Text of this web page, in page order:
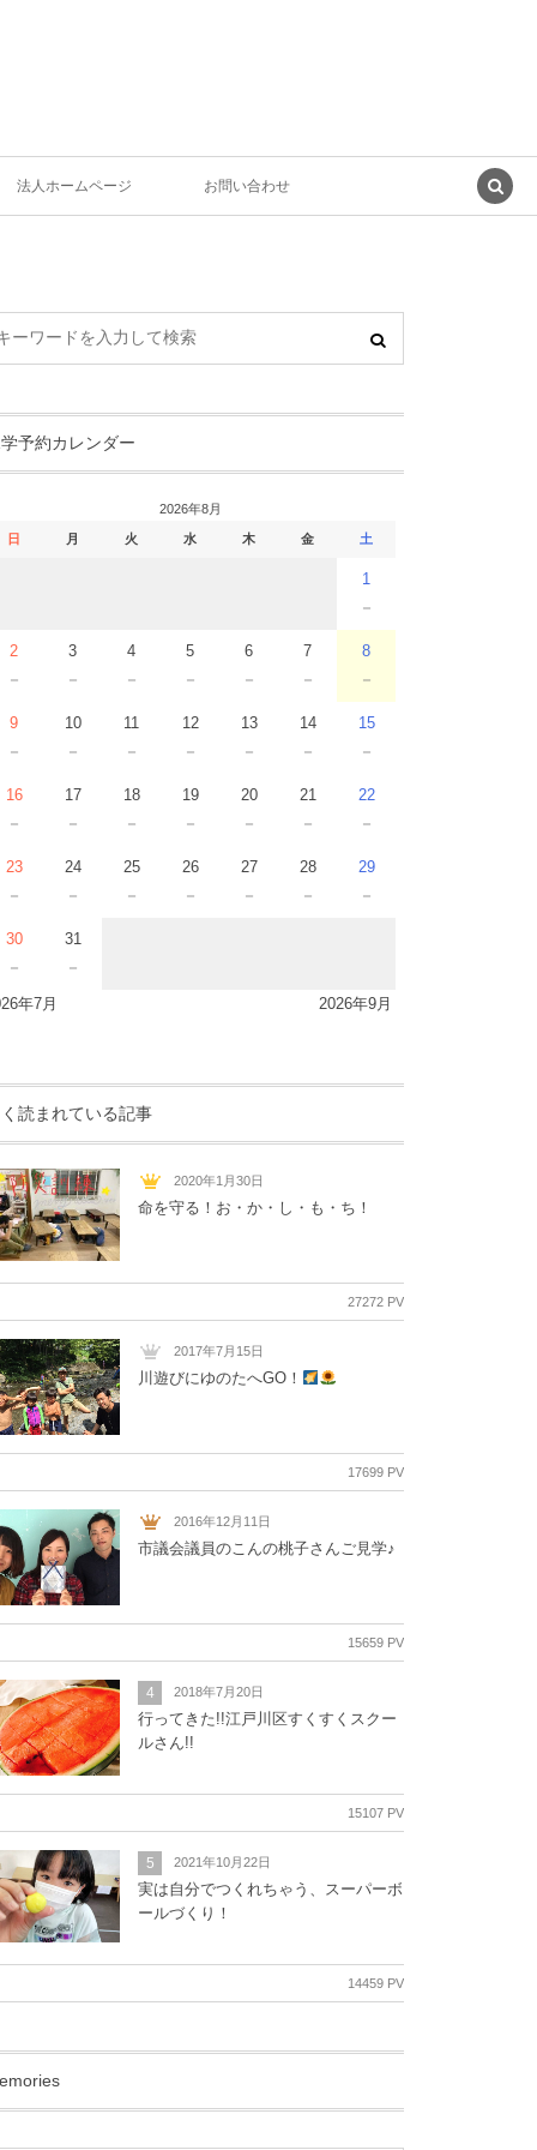
法人ホームページ お問い合わせ
予約カレンダー
2026年8月
日 月 火 水 木 金 土
1
－
2
－
3
－
4
－
5
－
6
－
7
－
8
－
9
－
10
－
11
－
12
－
13
－
14
－
15
－
16
－
17
－
18
－
19
－
20
－
21
－
22
－
23
－
24
－
25
－
26
－
27
－
28
－
29
－
30
－
31
－
年7月 2026年9月
読まれている記事
2020年1月30日
命を守る！お・か・し・も・ち！
27272 PV
2017年7月15日
川遊びにゆのたへGO！
17699 PV
2016年12月11日
市議会議員のこんの桃子さんご見学♪
15659 PV
4 2018年7月20日
行ってきた!!江戸川区すくすくスクー
ルさん!!
15107 PV
5 2021年10月22日
実は自分でつくれちゃう、スーパーボ
ールづくり！
14459 PV